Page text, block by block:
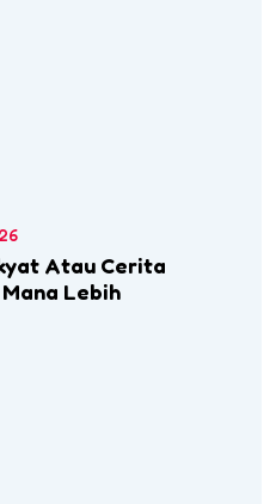
Atau Cerita
Lebih